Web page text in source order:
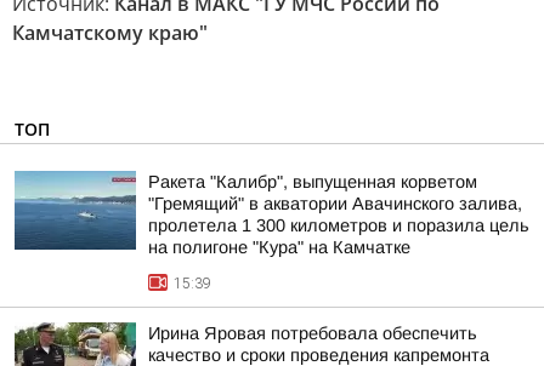
Камчатскому краю"
ТОП
Ракета "Калибр", выпущенная корветом
"Гремящий" в акватории Авачинского залива,
пролетела 1 300 километров и поразила цель
на полигоне "Кура" на Камчатке
15:39
Ирина Яровая потребовала обеспечить
качество и сроки проведения капремонта